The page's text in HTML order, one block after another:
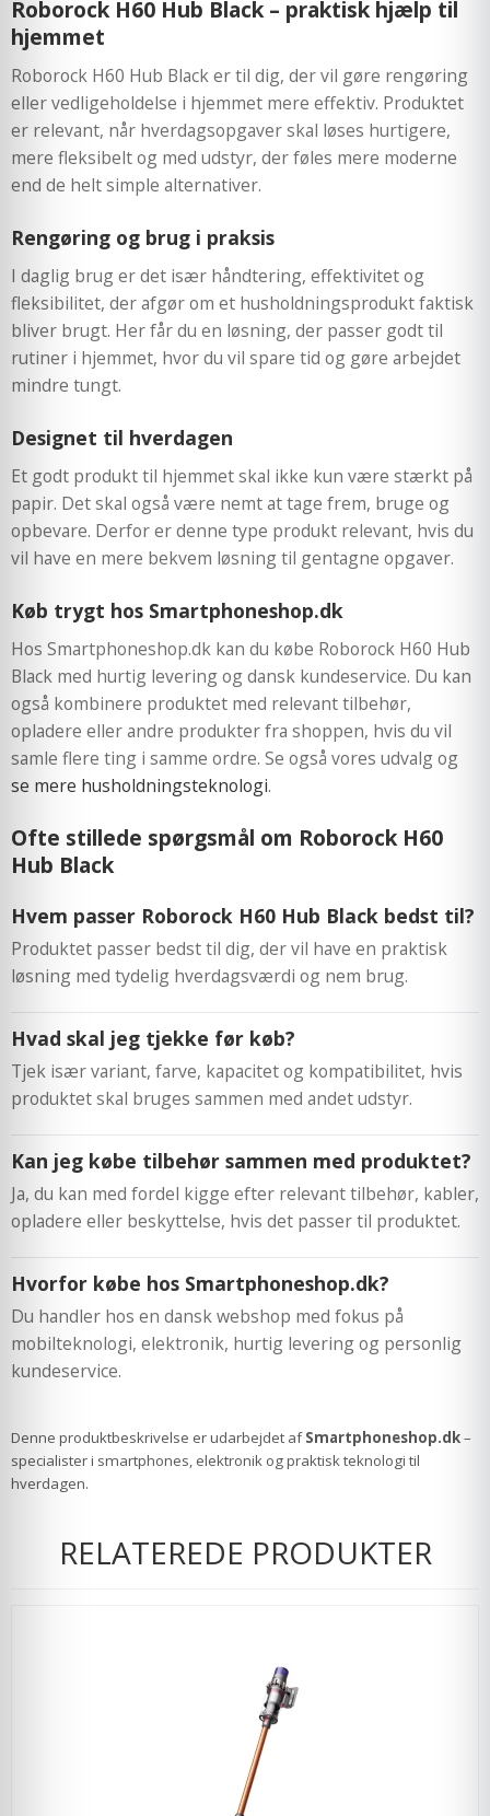
Roborock H60 Hub Black – praktisk hjælp til
hjemmet
Roborock H60 Hub Black er til dig, der vil gøre rengøring
eller vedligeholdelse i hjemmet mere effektiv. Produktet
er relevant, når hverdagsopgaver skal løses hurtigere,
mere fleksibelt og med udstyr, der føles mere moderne
end de helt simple alternativer.
Rengøring og brug i praksis
I daglig brug er det især håndtering, effektivitet og
fleksibilitet, der afgør om et husholdningsprodukt faktisk
bliver brugt. Her får du en løsning, der passer godt til
rutiner i hjemmet, hvor du vil spare tid og gøre arbejdet
mindre tungt.
Designet til hverdagen
Et godt produkt til hjemmet skal ikke kun være stærkt på
papir. Det skal også være nemt at tage frem, bruge og
opbevare. Derfor er denne type produkt relevant, hvis du
vil have en mere bekvem løsning til gentagne opgaver.
Køb trygt hos Smartphoneshop.dk
Hos Smartphoneshop.dk kan du købe Roborock H60 Hub
Black med hurtig levering og dansk kundeservice. Du kan
også kombinere produktet med relevant tilbehør,
opladere eller andre produkter fra shoppen, hvis du vil
samle flere ting i samme ordre. Se også vores udvalg og
se mere husholdningsteknologi.
Ofte stillede spørgsmål om Roborock H60
Hub Black
Hvem passer Roborock H60 Hub Black bedst til?
Produktet passer bedst til dig, der vil have en praktisk
løsning med tydelig hverdagsværdi og nem brug.
Hvad skal jeg tjekke før køb?
Tjek især variant, farve, kapacitet og kompatibilitet, hvis
produktet skal bruges sammen med andet udstyr.
Kan jeg købe tilbehør sammen med produktet?
Ja, du kan med fordel kigge efter relevant tilbehør, kabler,
opladere eller beskyttelse, hvis det passer til produktet.
Hvorfor købe hos Smartphoneshop.dk?
Du handler hos en dansk webshop med fokus på
mobilteknologi, elektronik, hurtig levering og personlig
kundeservice.
Denne produktbeskrivelse er udarbejdet afSmartphoneshop.dk–
specialister i smartphones, elektronik og praktisk teknologi til
hverdagen.
RELATEREDE PRODUKTER